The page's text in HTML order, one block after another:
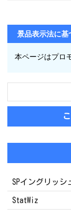
景品表示法に基
本ページはプロ
SPイングリッシ
StatWiz